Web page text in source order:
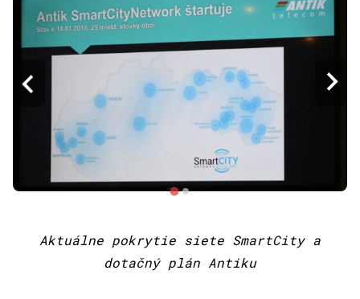
Aktuálne pokrytie siete SmartCity a
dotačný plán Antiku